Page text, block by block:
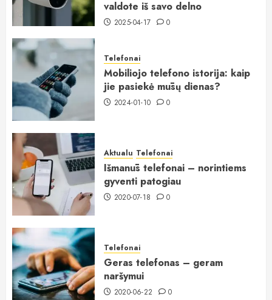
valdote iš savo delno
2025-04-17 0
Telefonai
Mobiliojo telefono istorija: kaip
jie pasiekė mūsų dienas?
2024-01-10 0
Aktualu Telefonai
Išmanūs telefonai – norintiems
gyventi patogiau
2020-07-18 0
Telefonai
Geras telefonas – geram
naršymui
2020-06-22 0